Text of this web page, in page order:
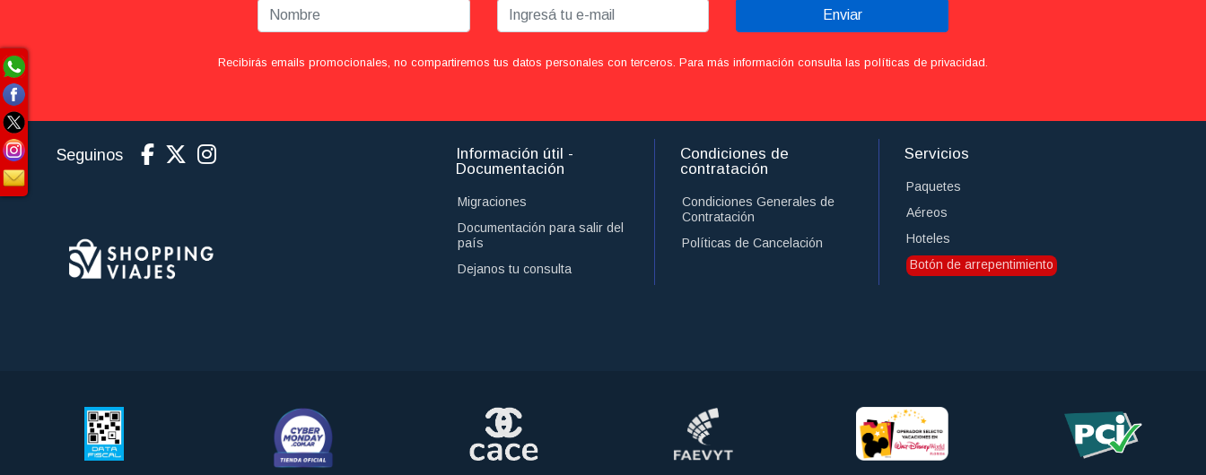
Enviar
Recibirás emails promocionales, no compartiremos tus datos personales con terceros. Para más información consulta las políticas de privacidad.
Seguinos
Información útil -
Documentación
Migraciones
Documentación para salir del
país
Dejanos tu consulta
Condiciones de
contratación
Condiciones Generales de
Contratación
Políticas de Cancelación
Servicios
Paquetes
Aéreos
Hoteles
Botón de arrepentimiento